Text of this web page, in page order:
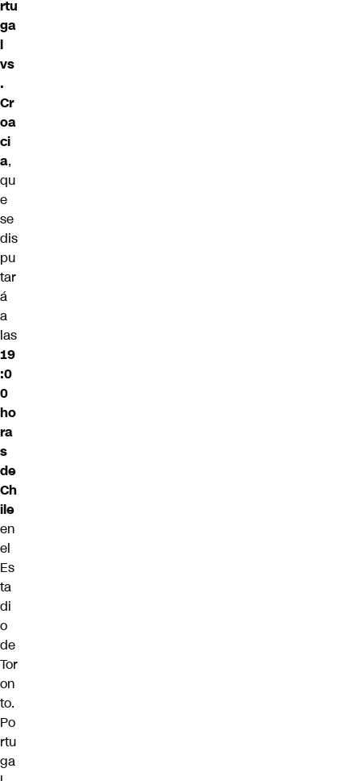
rtu
ga
l
vs
.
Cr
oa
ci
a,
qu
e
se
dis
pu
tar
á
a
las
19
:0
0
ho
ra
s
de
Ch
ile
en
el
Es
ta
di
o
de
Tor
on
to.
Po
rtu
ga